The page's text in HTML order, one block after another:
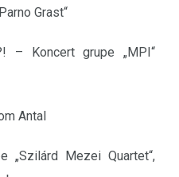
Grast“
– Koncert grupe „MPI“
Antal
„Szilárd Mezei Quartet“,